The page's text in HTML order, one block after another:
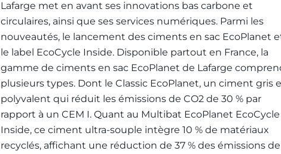
Lafarge met en avant ses innovations bas carbone et
circulaires, ainsi que ses services numériques. Parmi les
nouveautés, le lancement des ciments en sac EcoPlanet
le label EcoCycle Inside. Disponible partout en France, la
gamme de ciments en sac EcoPlanet de Lafarge
plusieurs types. Dont le Classic EcoPlanet, un ciment gris
polyvalent qui réduit les émissions de CO2 de 30 % par
rapport à un CEM I. Quant au Multibat EcoPlanet EcoCycle
Inside, ce ciment ultra-souple intègre 10 % de matériaux
recyclés, affichant une réduction de 37 % des émissions de